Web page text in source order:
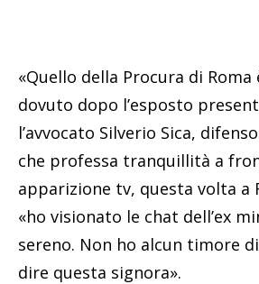
«Quello della Procura di
dovuto dopo l’esposto
l’avvocato Silverio Sica,
che professa tranquillità a
apparizione tv, questa volta a
«ho visionato le chat dell’ex
sereno. Non ho alcun timore
dire questa signora».